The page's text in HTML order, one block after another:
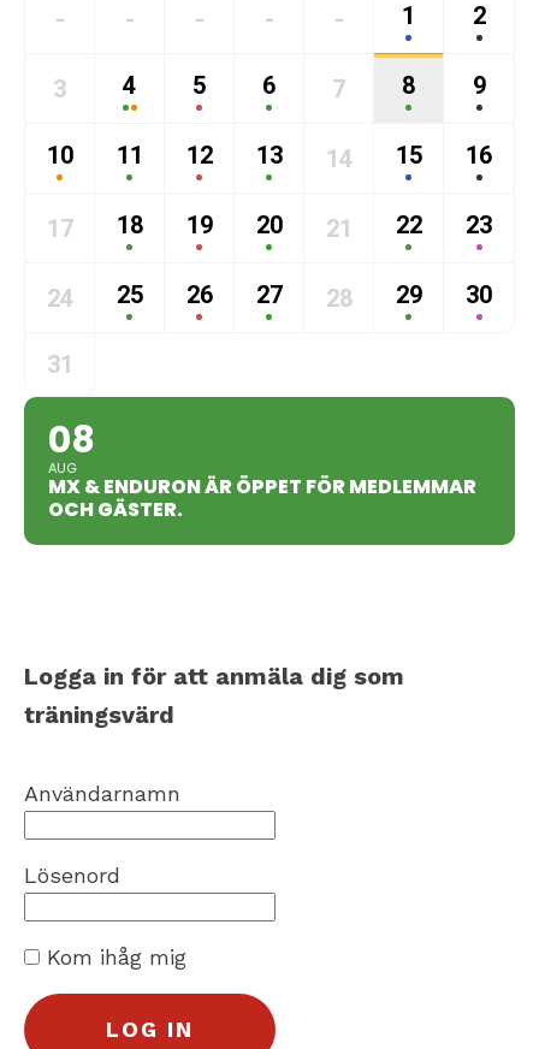
- - - - - 1 2
3 4 5 6 7 8 9
10 11 12 13 14 15 16
17 18 19 20 21 22 23
24 25 26 27 28 29 30
31
08
AUG
MX & ENDURON ÄR ÖPPET FÖR MEDLEMMAR
OCH GÄSTER.
Logga in för att anmäla dig som
träningsvärd
Användarnamn
Lösenord
Kom ihåg mig